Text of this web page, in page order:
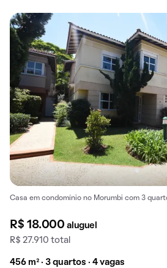
Casa em condomínio no Morumbi com 3
R$ 18.000aluguel
R$ 27.910 total
456 m² · 3 quartos · 4 vagas